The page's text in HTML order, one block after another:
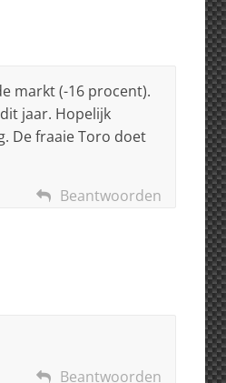
markt (-16 procent).
jaar. Hopelijk
De fraaie Toro doet
Beantwoorden
Beantwoorden